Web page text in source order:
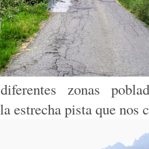
zonas
estrecha pista que nos